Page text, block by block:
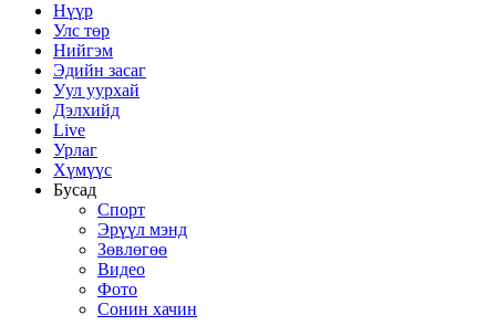
Нүүр
Улс төр
Нийгэм
Эдийн засаг
Уул уурхай
Дэлхийд
Live
Урлаг
Хүмүүс
Бусад
Спорт
Эрүүл мэнд
Зөвлөгөө
Видео
Фото
Сонин хачин